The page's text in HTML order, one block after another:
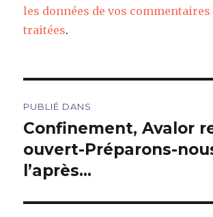
les données de vos
traitées.
de
l’article
PUBLIÉ DANS
Confinement, Avalor
ouvert-Préparons-
l’après…